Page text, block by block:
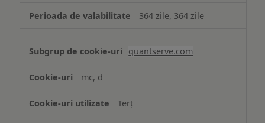
364 zile, 364 zile
quantserve.com
mc, d
Terț